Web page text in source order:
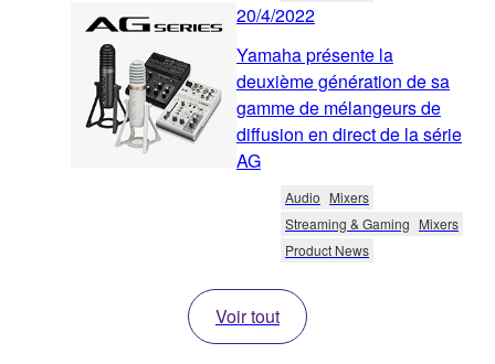
20/4/2022
Yamaha présente la
deuxième génération de sa
gamme de mélangeurs de
diffusion en direct de la série
AG
Audio Mixers
Streaming & Gaming Mixers
Product News
Voir tout